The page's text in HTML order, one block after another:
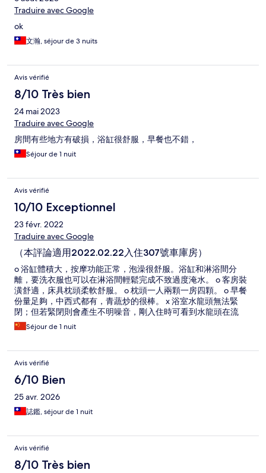
Traduire avec Google
ok
文瀚, séjour de 3 nuits
Avis vérifié
8/10 Très bien
24 mai 2023
Traduire avec Google
房間有些地方有破損，浴缸很舒服，早餐也不錯，
Séjour de 1 nuit
Avis vérifié
10/10 Exceptionnel
23 févr. 2022
Traduire avec Google
（本評論適用2022.02.22入住307號車庫房）
o 浴缸體積大，按摩功能正常，泡澡很舒服。浴缸和淋浴間分
離，要洗衣服也可以在淋浴間輕鬆完成不致過度淹水。 o 客房裝
潢舒適，床具枕頭柔軟舒服。 o 枕頭一人兩顆一房四顆。 o 早餐
份量足夠，中西式都有，青蔬炒的很棒。 x 浴室水龍頭無法緊
閉；但若緊閉則會產生不明噪音，剛入住時可看到水龍頭在流
水，似乎為旅館方故意為之。 x 浴室排水不良，有積水可能。 x
淋浴間有前一位房客留下的備品袋。 x 入住時未告知早餐需外帶
Séjour de 1 nuit
Avis vérifié
6/10 Bien
25 avr. 2026
誌鑑, séjour de 1 nuit
Avis vérifié
8/10 Très bien